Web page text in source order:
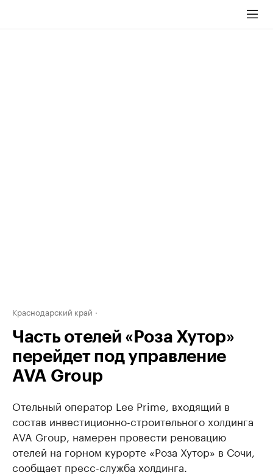
Краснодарский край
Часть отелей «Роза Хутор»
перейдет под управление
AVA Group
Отельный оператор Lee Prime, входящий в
состав инвестиционно-строительного холдинга
AVA Group, намерен провести реновацию
отелей на горном курорте «Роза Хутор» в Сочи,
сообщает пресс-служба холдинга.